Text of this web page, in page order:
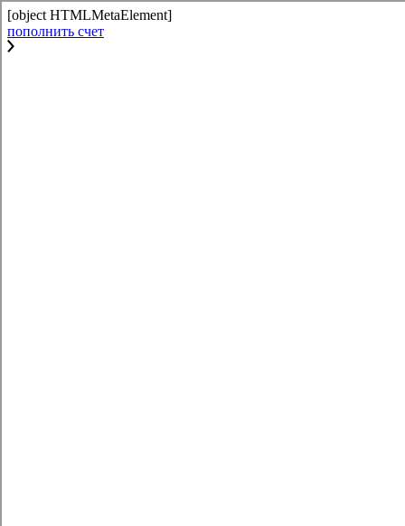
[object HTMLMetaElement]
пополнить счет